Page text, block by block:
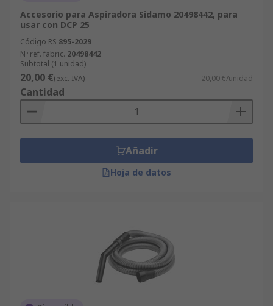
Accesorio para Aspiradora Sidamo 20498442, para
usar con DCP 25
Código RS 895-2029
Nº ref. fabric. 20498442
Subtotal (1 unidad)
20,00 €(exc. IVA) 20,00 €/unidad
Cantidad
Añadir
Hoja de datos